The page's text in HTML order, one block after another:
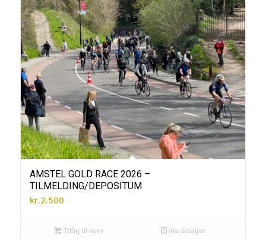
AMSTEL GOLD RACE 2026 –
TILMELDING/DEPOSITUM
kr.2.500
Tilføj til kurv Vis detaljer